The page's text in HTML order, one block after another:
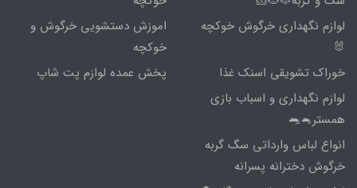
لوازم نگهداری خرگوش خوکچه
🐰
خوراک تشویقی اسنک غذا
لوازم نگهداری و اسباب بازی
همستر🐁🐀
انواع لباس وارداتی سگ گربه
خرگوش دخترانه پسرانه
اموزش دستشویی خرگوش و
خوکچه
پخش عمده لوازم پت شاپ